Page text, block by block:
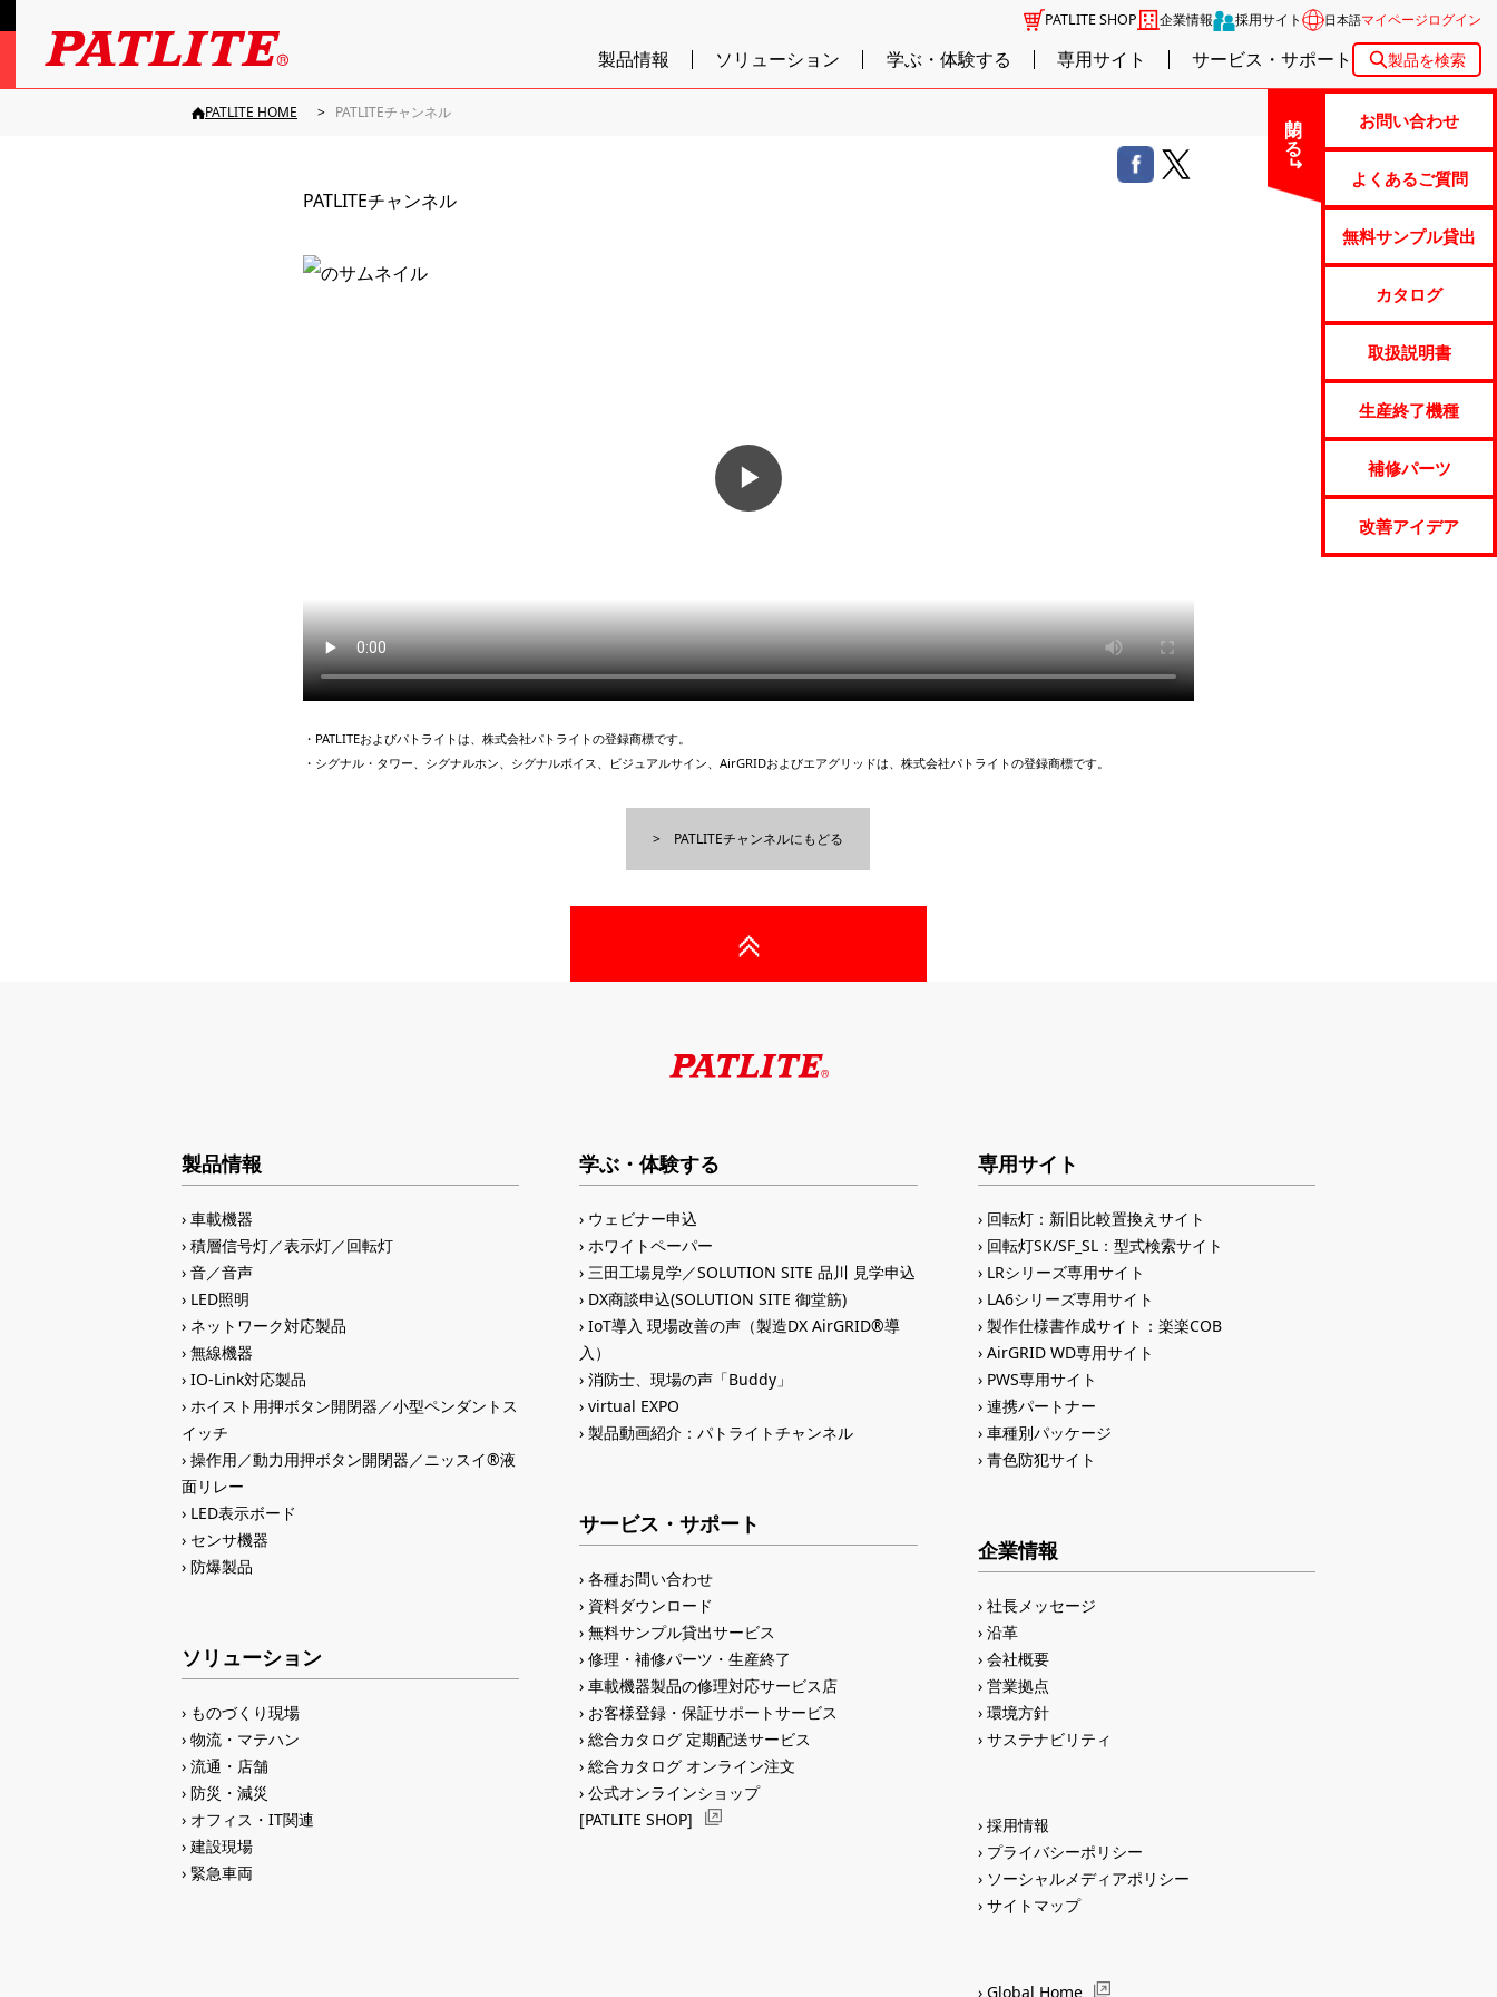
PATLITE SHOP 企業情報 採用サイト 日本語マイページログイン
製品情報 ソリューション 学ぶ・体験する 専用サイト サービス・サポート 製品を検索
閉じる お問い合わせ
よくあるご質問
無料サンプル貸出
カタログ
取扱説明書
生産終了機種
補修パーツ
改善アイデア
PATLITE HOME PATLITEチャンネル
PATLITEチャンネル
▶
・PATLITEおよびパトライトは、株式会社パトライトの登録商標です。
・シグナル・タワー、シグナルホン、シグナルボイス、ビジュアルサイン、AirGRIDおよびエアグリッドは、株式会社パトライトの登録商標です。
PATLITEチャンネルにもどる
製品情報
車載機器
積層信号灯／表示灯／回転灯
音／音声
LED照明
ネットワーク対応製品
無線機器
IO-Link対応製品
ホイスト用押ボタン開閉器／小型ペンダントス
イッチ
操作用／動力用押ボタン開閉器／ニッスイ®液
面リレー
LED表示ボード
センサ機器
防爆製品
ソリューション
ものづくり現場
物流・マテハン
流通・店舗
防災・減災
オフィス・IT関連
建設現場
緊急車両
学ぶ・体験する
ウェビナー申込
ホワイトペーパー
三田工場見学／SOLUTION SITE 品川 見学申込
DX商談申込(SOLUTION SITE 御堂筋)
IoT導入 現場改善の声（製造DX AirGRID®導
入）
消防士、現場の声「Buddy」
virtual EXPO
製品動画紹介：パトライトチャンネル
サービス・サポート
各種お問い合わせ
資料ダウンロード
無料サンプル貸出サービス
修理・補修パーツ・生産終了
車載機器製品の修理対応サービス店
お客様登録・保証サポートサービス
総合カタログ 定期配送サービス
総合カタログ オンライン注文
公式オンラインショップ
[PATLITE SHOP]
専用サイト
回転灯：新旧比較置換えサイト
回転灯SK/SF_SL：型式検索サイト
LRシリーズ専用サイト
LA6シリーズ専用サイト
製作仕様書作成サイト：楽楽COB
AirGRID WD専用サイト
PWS専用サイト
連携パートナー
車種別パッケージ
青色防犯サイト
企業情報
社長メッセージ
沿革
会社概要
営業拠点
環境方針
サステナビリティ
採用情報
プライバシーポリシー
ソーシャルメディアポリシー
サイトマップ
Global Home